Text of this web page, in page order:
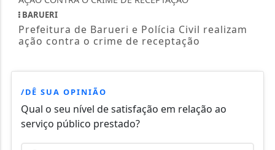
BARUERI
Prefeitura de Barueri e Polícia Civil realizam
ação contra o crime de receptação
/DÊ SUA OPINIÃO
Qual o seu nível de satisfação em relação ao
serviço público prestado?